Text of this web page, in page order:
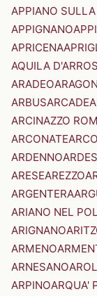
APPIANO
APPIGNANO
APRICENA
AQUILA
ARADEO
ARBUSARCADE
ARCINAZZO
ARCONATE
ARDENNO
ARESEAREZZO
ARGENTERA
ARIANO NEL
ARIGNANO
ARMENO
ARNESANO
ARPINOARQUA'